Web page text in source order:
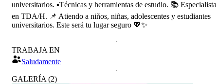
universitarios. ▪️Técnicas y herramientas de estudio. 📚 Especialista
en TDA/H. 📌 Atiendo a niños, niñas, adolescentes y estudiantes
universitarios. Este será tu lugar seguro 💖✨️
TRABAJA EN
Saludamente
GALERÍA (2)